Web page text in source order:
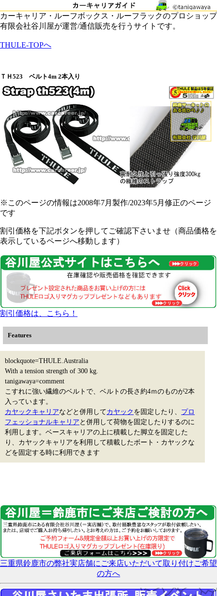
カーキャリア・ルーフボックス・ルーフラックのプロショップ
有限会社谷川屋が運営/通信販売を行うサイトです。
THULE-TOPへ
ＴＨ523 ベルト4m 2本入り
※このページの情報は2008年7月製作/2023年5月修正のページ
です
割引価格を下記ボタンを押してご確認下さいませ（商品価格を
表示しているページへ移動します）
割引価格は、こちら！
Features
blockquote=THULE.Australia
With a tension strength of 300 kg.
tanigawaya=comment
こすれに強い繊維のベルトで、ベルトの長さ約4ｍのものが2本
入っています。
カヤックキャリアなどと併用してカヤック を固定したり、 プロ
フェッショナルキャリア と併用して荷物を固定したりするのに
利用します。ベースキャリアの上に積載した脚立を固定した
り、カヤックキャリアを利用して積載したボート・カヤックな
どを固定する時に利用できます
三重県鈴鹿市の弊社実店舗にご来店いただいて取り付けご希望
の方へ